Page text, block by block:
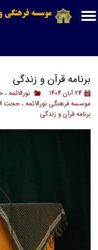
موسسه فرهنگی
حساب کاربری من
خروج از حساب کاربری
برنامه قرآن و زندگی
۲۴ آبان ۱۴۰۴ نورالائمه،
موسسه فرهنگی نورالائمه، حجت
برنامه قرآن و زندگی